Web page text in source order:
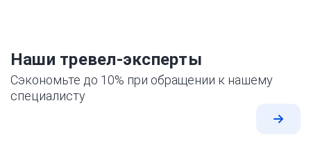
Наши тревел-эксперты
Сэкономьте до 10% при обращении к нашему
специалисту
Все